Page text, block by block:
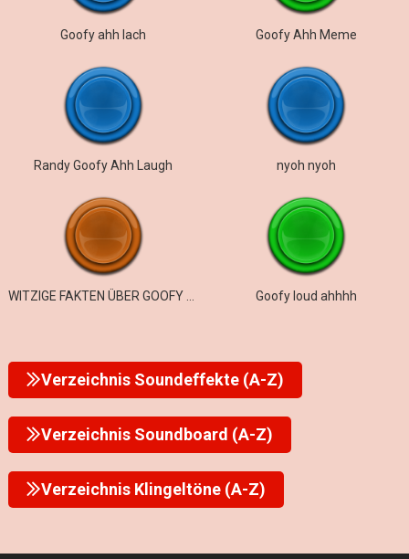
Goofy ahh lach Goofy Ahh Meme
Randy Goofy Ahh Laugh nyoh nyoh
Goofy loud ahhhh
Verzeichnis Soundeffekte (A-Z)
Verzeichnis Soundboard (A-Z)
Verzeichnis Klingeltöne (A-Z)